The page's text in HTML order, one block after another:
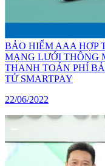
BẢO HIỂM AAA HỢP
MẠNG LƯỚI THÔNG
THANH TOÁN PHÍ
TỬ SMARTPAY
22/06/2022